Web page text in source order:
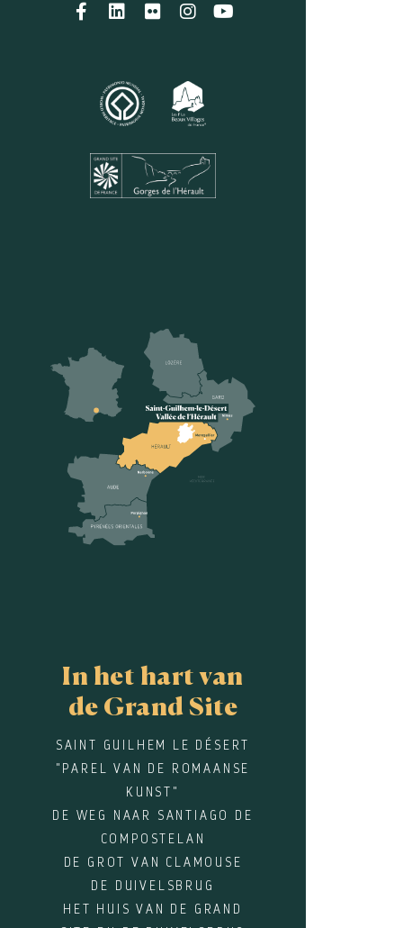
In het hart van
de Grand Site
SAINT GUILHEM LE DÉSERT
"PAREL VAN DE ROMAANSE
KUNST"
DE WEG NAAR SANTIAGO DE
COMPOSTELAN
DE GROT VAN CLAMOUSE
DE DUIVELSBRUG
HET HUIS VAN DE GRAND